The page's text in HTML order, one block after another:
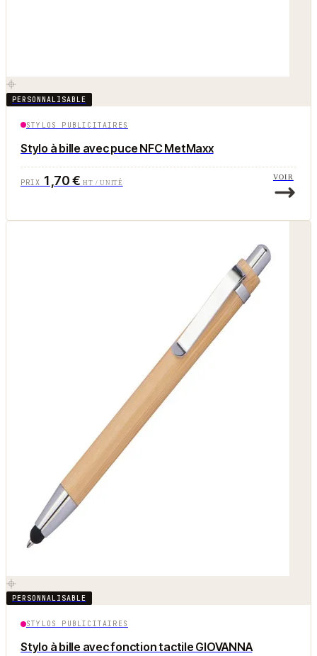
PERSONNALISABLE
STYLOS PUBLICITAIRES
Stylo à bille avec puce NFC MetMaxx
PRIX 1,70 €HT / UNITÉ
VOIR
PERSONNALISABLE
STYLOS PUBLICITAIRES
Stylo à bille avec fonction tactile GIOVANNA